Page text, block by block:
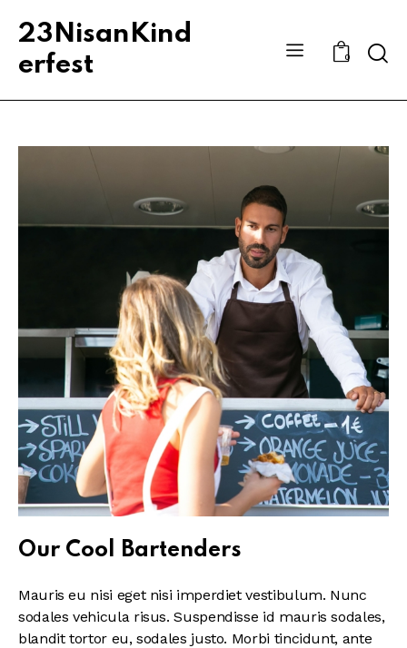
23NisanKind
erfest
0
Our Cool Bartenders
Mauris eu nisi eget nisi imperdiet vestibulum. Nunc
sodales vehicula risus. Suspendisse id mauris sodales,
blandit tortor eu, sodales justo. Morbi tincidunt, ante